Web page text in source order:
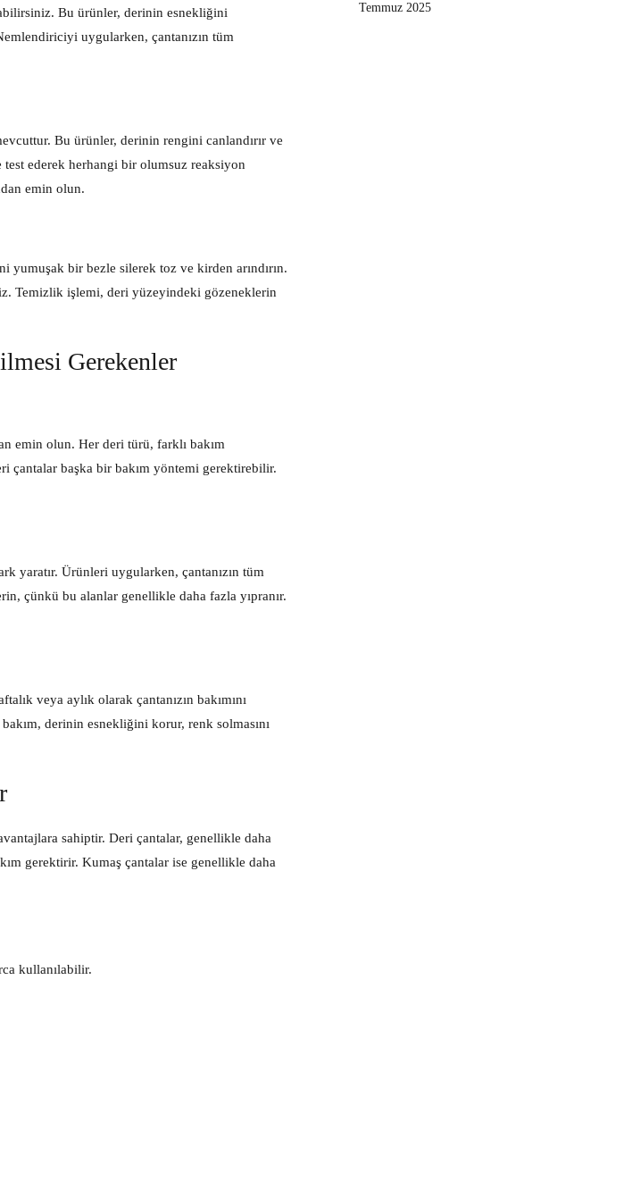
Bu ürünler, derinin esnekliğini
uygularken, çantanızın tüm
Bu ürünler, derinin rengini canlandırır ve
ederek herhangi bir olumsuz reaksiyon
emin olun.
yumuşak bir bezle silerek toz ve kirden arındırın.
Temizlik işlemi, deri yüzeyindeki gözeneklerin
Gerekenler
emin olun. Her deri türü, farklı bakım
çantalar başka bir bakım yöntemi gerektirebilir.
yaratır. Ürünleri uygularken, çantanızın tüm
çünkü bu alanlar genellikle daha fazla yıpranır.
veya aylık olarak çantanızın bakımını
derinin esnekliğini korur, renk solmasını
sahiptir. Deri çantalar, genellikle daha
gerektirir. Kumaş çantalar ise genellikle daha
kullanılabilir.
Temmuz 2025